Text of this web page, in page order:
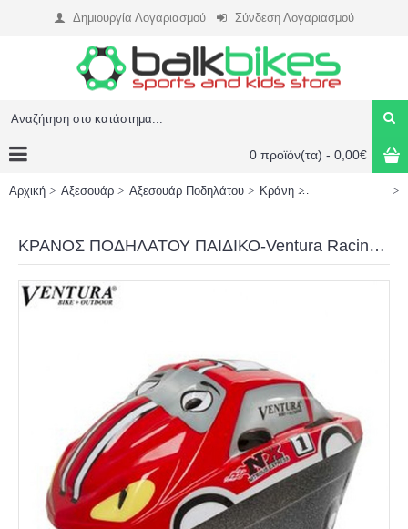
Δημιουργία Λογαριασμού Σύνδεση Λογαριασμού
0 προϊόν(τα) - 0,00€
Αρχική Αξεσουάρ Αξεσουάρ Ποδηλάτου Κράνη
ΚΡΑΝΟΣ ΠΟΔΗΛΑΤΟΥ ΠΑΙΔΙΚΟ-Ventura Racing Car 52-56CM